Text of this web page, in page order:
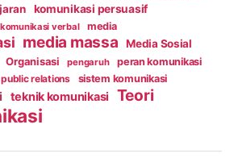
komunikasi persuasif
komunikasi verbal media
media massa Media Sosial
Organisasi pengaruh peran komunikasi
public relations sistem komunikasi
teknik komunikasi Teori